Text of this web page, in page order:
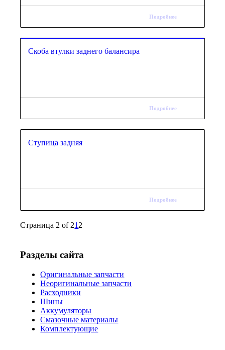
Подробнее
Скоба втулки заднего балансира
Подробнее
Ступица задняя
Подробнее
Страница 2 of 21 2
Разделы сайта
Оригинальные запчасти
Неоригинальные запчасти
Расходники
Шины
Аккумуляторы
Смазочные материалы
Комплектующие